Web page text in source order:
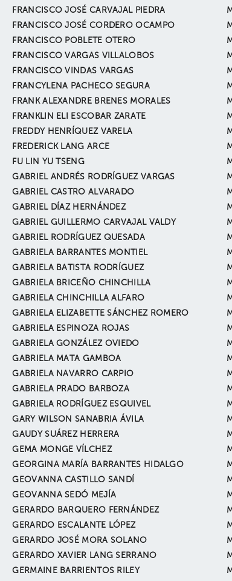
FRANCISCO JOSÉ CARVAJAL PIEDRA
FRANCISCO JOSÉ CORDERO OCAMPO
FRANCISCO POBLETE OTERO
FRANCISCO VARGAS VILLALOBOS
FRANCISCO VINDAS VARGAS
FRANCYLENA PACHECO SEGURA
FRANK ALEXANDRE BRENES MORALES
FRANKLIN ELI ESCOBAR ZARATE
FREDDY HENRÍQUEZ VARELA
FREDERICK LANG ARCE
FU LIN YU TSENG
GABRIEL ANDRÉS RODRÍGUEZ VARGAS
GABRIEL CASTRO ALVARADO
GABRIEL DÍAZ HERNÁNDEZ
GABRIEL GUILLERMO CARVAJAL VALDY
GABRIEL RODRÍGUEZ QUESADA
GABRIELA BARRANTES MONTIEL
GABRIELA BATISTA RODRÍGUEZ
GABRIELA BRICEÑO CHINCHILLA
GABRIELA CHINCHILLA ALFARO
GABRIELA ELIZABETTE SÁNCHEZ ROMERO
GABRIELA ESPINOZA ROJAS
GABRIELA GONZÁLEZ OVIEDO
GABRIELA MATA GAMBOA
GABRIELA NAVARRO CARPIO
GABRIELA PRADO BARBOZA
GABRIELA RODRÍGUEZ ESQUIVEL
GARY WILSON SANABRIA ÁVILA
GAUDY SUÁREZ HERRERA
GEMA MONGE VÍLCHEZ
GEORGINA MARÍA BARRANTES HIDALGO
GEOVANNA CASTILLO SANDÍ
GEOVANNA SEDÓ MEJÍA
GERARDO BARQUERO FERNÁNDEZ
GERARDO ESCALANTE LÓPEZ
GERARDO JOSÉ MORA SOLANO
GERARDO XAVIER LANG SERRANO
GERMAINE BARRIENTOS RILEY